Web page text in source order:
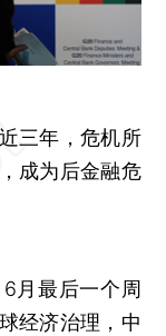
三年，危机所
成为后金融危
最后一个周
经济治理，中